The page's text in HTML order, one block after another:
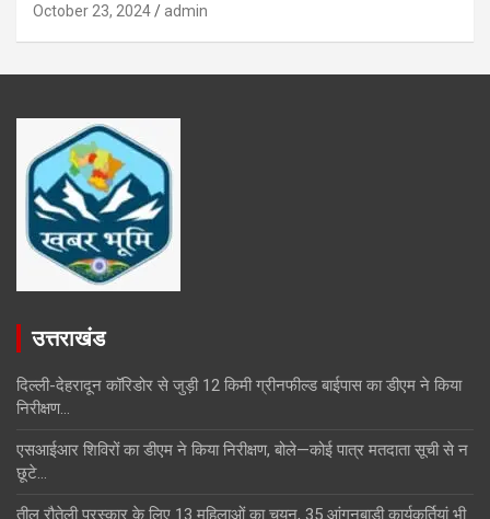
October 23, 2024 admin
उत्तराखंड
दिल्ली-देहरादून कॉरिडोर से जुड़ी 12 किमी ग्रीनफील्ड बाईपास का डीएम ने किया
निरीक्षण…
एसआईआर शिविरों का डीएम ने किया निरीक्षण, बोले—कोई पात्र मतदाता सूची से न
छूटे…
तीलू रौतेली पुरस्कार के लिए 13 महिलाओं का चयन, 35 आंगनबाड़ी कार्यकर्तियां भी